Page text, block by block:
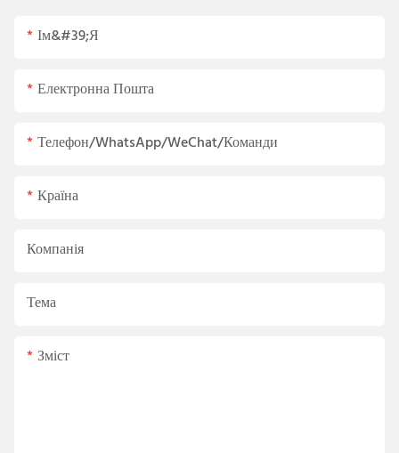
Ім&#39;я
Електронна Пошта
Телефон/WhatsApp/WeChat/Команди
Країна
Компанія
Тема
Зміст